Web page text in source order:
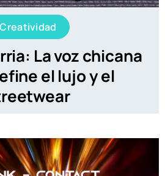
Creatividad
La voz chicana
el lujo y el